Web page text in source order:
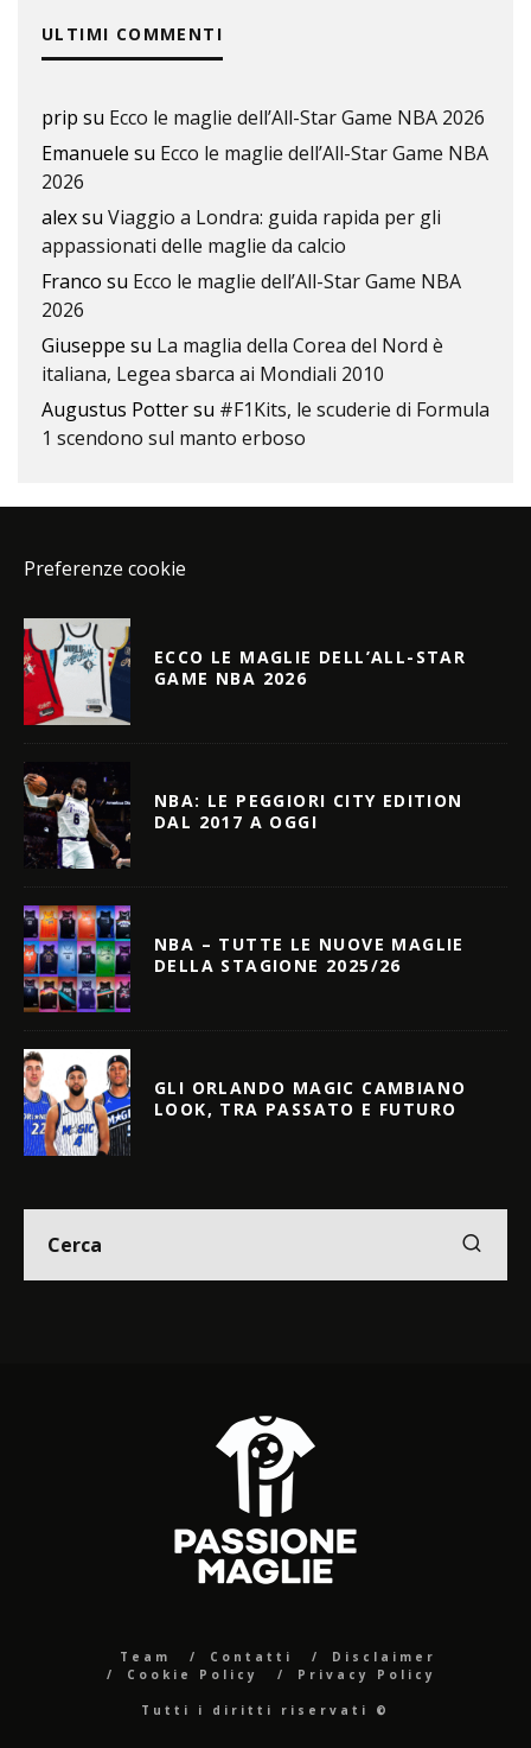
ULTIMI COMMENTI
prip su Ecco le maglie dell’All-Star Game NBA 2026
Emanuele su Ecco le maglie dell’All-Star Game NBA
2026
alexsu Viaggio a Londra: guida rapida per gli
appassionati delle maglie da calcio
Franco su Ecco le maglie dell’All-Star Game NBA
2026
Giuseppe su La maglia della Corea del Nord è
italiana, Legea sbarca ai Mondiali 2010
Augustus Pottersu #F1Kits, le scuderie di Formula
1 scendono sul manto erboso
Preferenze cookie
ECCO LE MAGLIE DELL’ALL-STAR
GAME NBA 2026
NBA: LE PEGGIORI CITY EDITION
DAL 2017 A OGGI
NBA – TUTTE LE NUOVE MAGLIE
DELLA STAGIONE 2025/26
GLI ORLANDO MAGIC CAMBIANO
LOOK, TRA PASSATO E FUTURO
Team Contatti
Disclaimer
Cookie Policy
Privacy Policy
Tutti i diritti riservati ©